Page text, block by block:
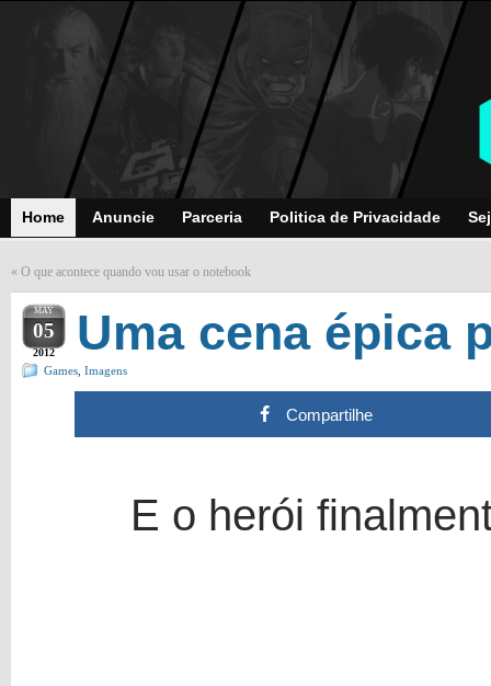
Home Anuncie Parceria Politica de Privacidade
« O que acontece quando vou usar o notebook
MAY
05
2012 Uma cena épica
Games Imagens
Compartilhe
E o herói